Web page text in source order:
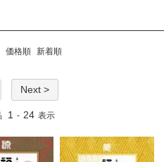
価格順 新着順
Next >
1 - 24 表示